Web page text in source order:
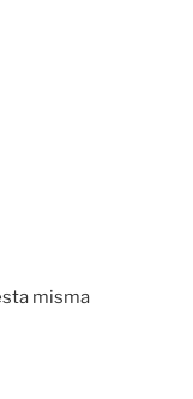
misma